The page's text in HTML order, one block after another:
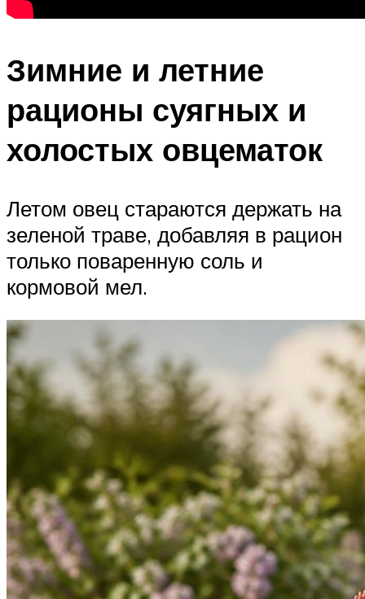
Зимние и летние
рационы суягных и
холостых овцематок
Летом овец стараются держать на
зеленой траве, добавляя в рацион
только поваренную соль и
кормовой мел.